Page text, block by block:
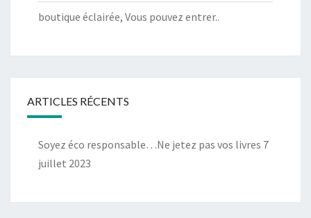
boutique éclairée, Vous pouvez entrer..
ARTICLES RÉCENTS
Soyez éco responsable…Ne jetez pas vos livres 7
juillet 2023